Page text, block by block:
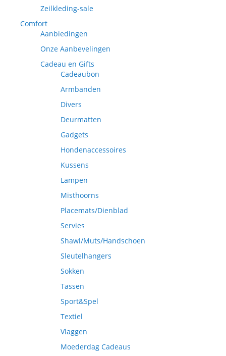
Zeilkleding-sale
Comfort
Aanbiedingen
Onze Aanbevelingen
Cadeau en Gifts
Cadeaubon
Armbanden
Divers
Deurmatten
Gadgets
Hondenaccessoires
Kussens
Lampen
Misthoorns
Placemats/Dienblad
Servies
Shawl/Muts/Handschoen
Sleutelhangers
Sokken
Tassen
Sport&Spel
Textiel
Vlaggen
Moederdag Cadeaus